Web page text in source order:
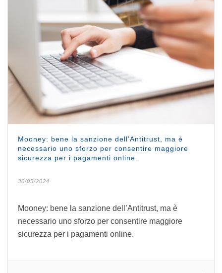
Mooney: bene la sanzione dell’Antitrust, ma è
necessario uno sforzo per consentire maggiore
sicurezza per i pagamenti online.
30/05/2024
Mooney: bene la sanzione dell’Antitrust, ma è
necessario uno sforzo per consentire maggiore
sicurezza per i pagamenti online.